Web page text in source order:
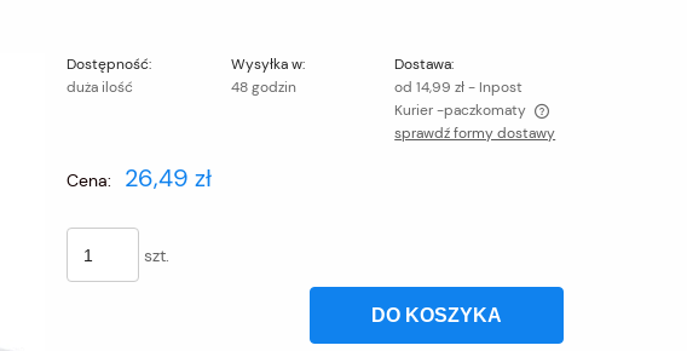
Dostępność:
duża ilość
Wysyłka w:
48 godzin
Dostawa:
od 14,99 zł - Inpost
Kurier -paczkomaty
sprawdź formy dostawy
Cena: 26,49 zł
szt.
DO KOSZYKA